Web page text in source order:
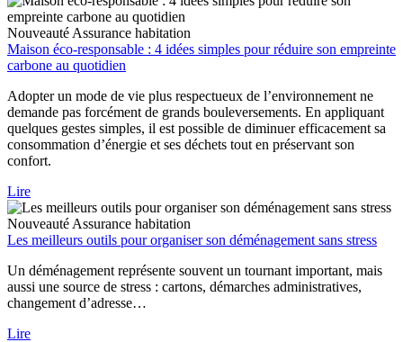
Nouveauté Assurance habitation
Maison éco-responsable : 4 idées simples pour réduire son empreinte
carbone au quotidien
Adopter un mode de vie plus respectueux de l’environnement ne
demande pas forcément de grands bouleversements. En appliquant
quelques gestes simples, il est possible de diminuer efficacement sa
consommation d’énergie et ses déchets tout en préservant son
confort.
Lire
Nouveauté Assurance habitation
Les meilleurs outils pour organiser son déménagement sans stress
Un déménagement représente souvent un tournant important, mais
aussi une source de stress : cartons, démarches administratives,
changement d’adresse…
Lire